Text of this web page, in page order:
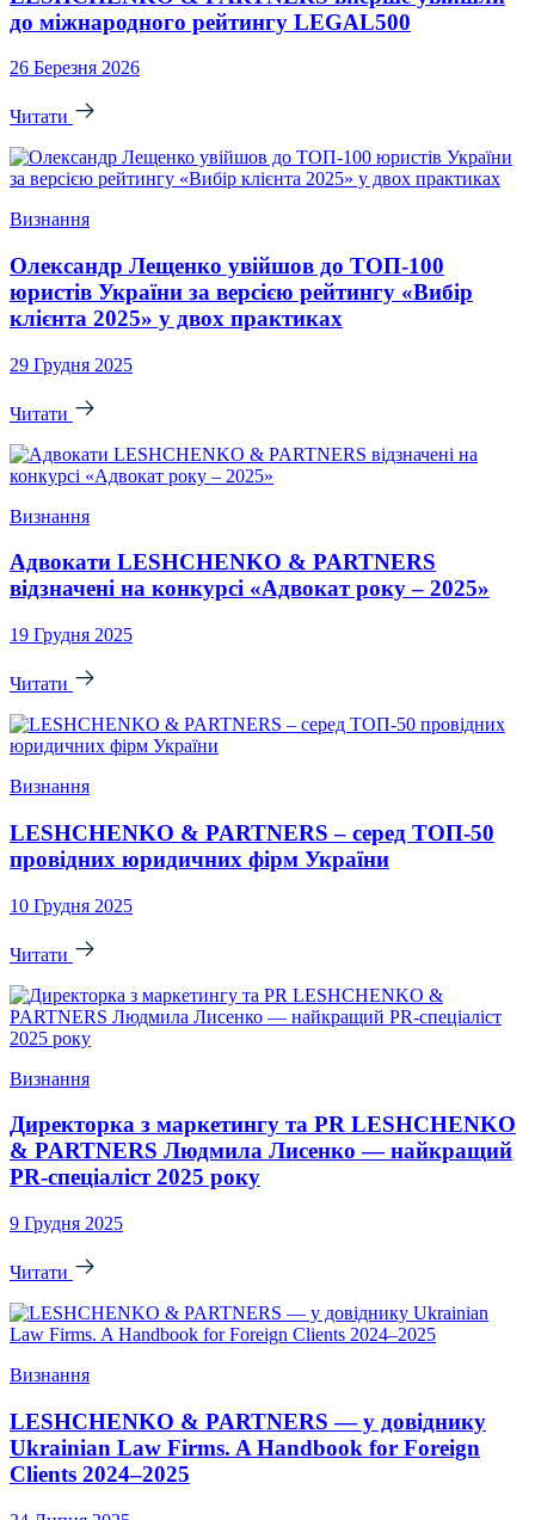
до міжнародного рейтингу LEGAL500
26 Березня 2026
Читати
Визнання
Олександр Лещенко увійшов до ТОП-100
юристів України за версією рейтингу «Вибір
клієнта 2025» у двох практиках
29 Грудня 2025
Читати
Визнання
Адвокати LESHCHENKO & PARTNERS
відзначені на конкурсі «Адвокат року – 2025»
19 Грудня 2025
Читати
Визнання
LESHCHENKO & PARTNERS – серед ТОП-50
провідних юридичних фірм України
10 Грудня 2025
Читати
Визнання
Директорка з маркетингу та PR LESHCHENKO
& PARTNERS Людмила Лисенко — найкращий
PR-спеціаліст 2025 року
9 Грудня 2025
Читати
Визнання
LESHCHENKO & PARTNERS — у довіднику
Ukrainian Law Firms. A Handbook for Foreign
Clients 2024–2025